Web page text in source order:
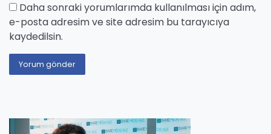
Daha sonraki yorumlarımda kullanılması için adım,
e-posta adresim ve site adresim bu tarayıcıya
kaydedilsin.